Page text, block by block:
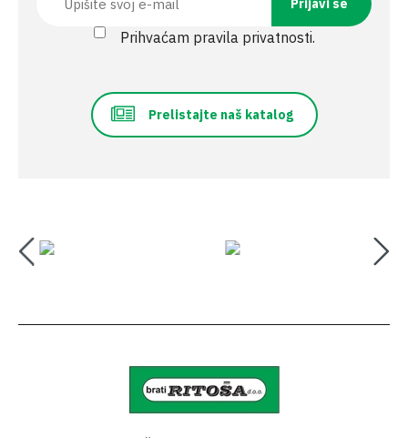
Prihvaćam pravila privatnosti.
Prelistajte naš katalog